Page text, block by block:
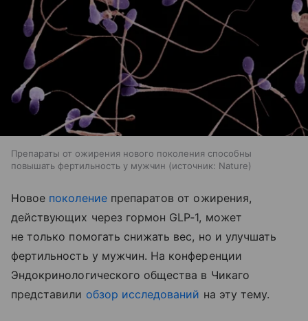
Препараты от ожирения нового поколения способны
повышать фертильность у мужчин
источник: Nature
Новое поколениепрепаратов от ожирения,
действующих через гормон GLP‑1, может
не только помогать снижать вес, но и улучшать
фертильность у мужчин. На конференции
Эндокринологического общества в Чикаго
представили обзор исследований на эту тему.